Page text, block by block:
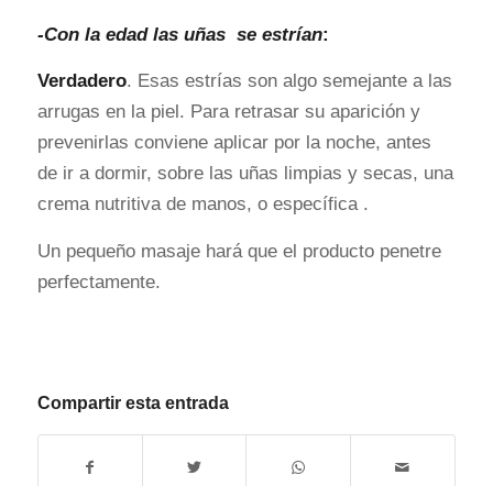
-Con la edad las uñas se estrían:
Verdadero. Esas estrías son algo semejante a las
arrugas en la piel. Para retrasar su aparición y
prevenirlas conviene aplicar por la noche, antes
de ir a dormir, sobre las uñas limpias y secas, una
crema nutritiva de manos, o específica .
Un pequeño masaje hará que el producto penetre
perfectamente.
Compartir esta entrada